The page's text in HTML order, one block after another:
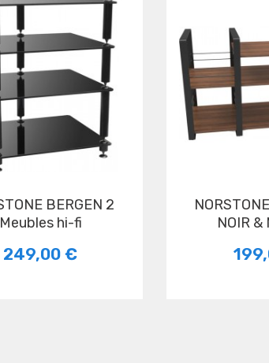
Meubles hi-fi
249,00 €
NORSTONE LOFT SIDE
NOIR &